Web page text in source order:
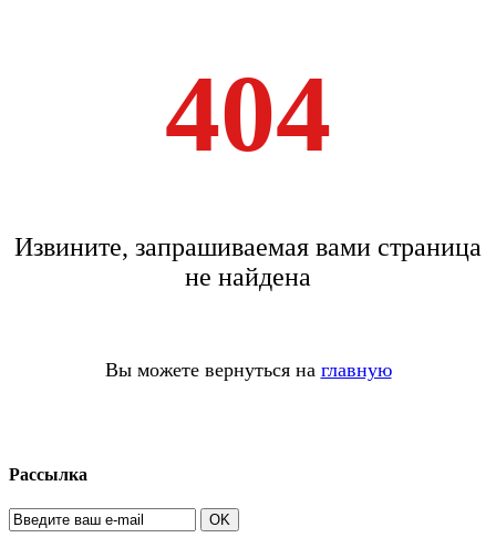
404
Извините, запрашиваемая вами страница
не найдена
Вы можете вернуться на главную
Рассылка
OK